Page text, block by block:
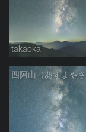
takaoka